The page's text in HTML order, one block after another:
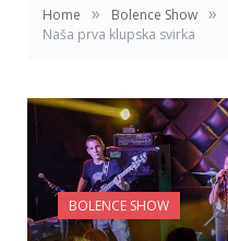
Home » Bolence Show »
Naša prva klupska svirka
BOLENCE SHOW